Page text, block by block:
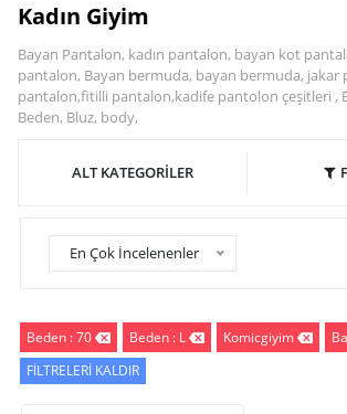
Kadın Giyim
Bayan Pantalon, kadın pantalon, bayan kot
pantalon, Bayan bermuda, bayan bermuda, jakar
pantalon,fitilli pantalon,kadife pantolon çeşitleri ,
Beden, Bluz, body,
ALT KATEGORİLER
En Çok İncelenenler
Beden : 70 Beden : L Komicgiyim
FİLTRELERİ KALDIR